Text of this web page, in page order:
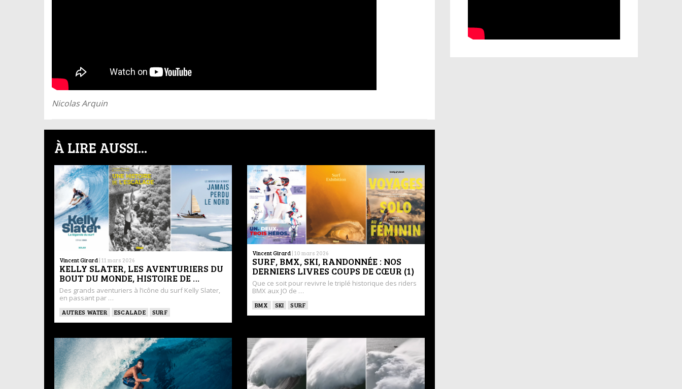
Nicolas Arquin
À LIRE AUSSI...
Vincent Girard | 11 mars 2026
KELLY SLATER, LES AVENTURIERS DU
BOUT DU MONDE, HISTOIRE DE …
Des grands aventuriers à l’icône du surf Kelly Slater,
en passant par …
AUTRES WATER ESCALADE SURF
Vincent Girard | 10 mars 2026
SURF, BMX, SKI, RANDONNÉE : NOS
DERNIERS LIVRES COUPS DE CŒUR (1)
Que ce soit pour revivre le triplé historique des riders
BMX aux JO de …
BMX SKI SURF